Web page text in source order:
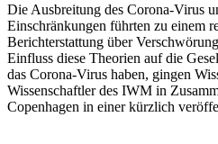
Die Ausbreitung des Corona-Virus
Einschränkungen führten zu einem
Berichterstattung über
Einfluss diese Theorien auf die
das Corona-Virus haben, gingen
Wissenschaftler des IWM in
Copenhagen in einer kürzlich